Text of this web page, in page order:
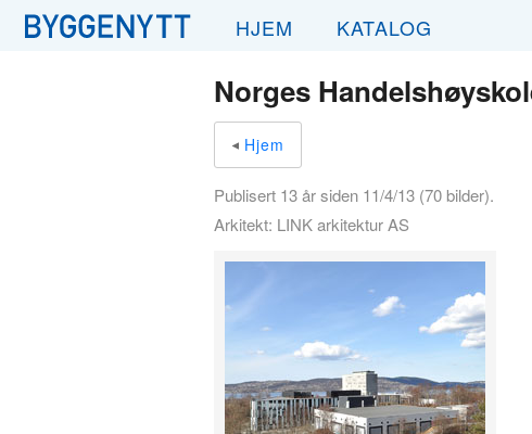
HJEM KATALOG
Norges
Hjem
Publisert 13 år siden 11/4/13 (70 bilder).
Arkitekt: LINK arkitektur AS